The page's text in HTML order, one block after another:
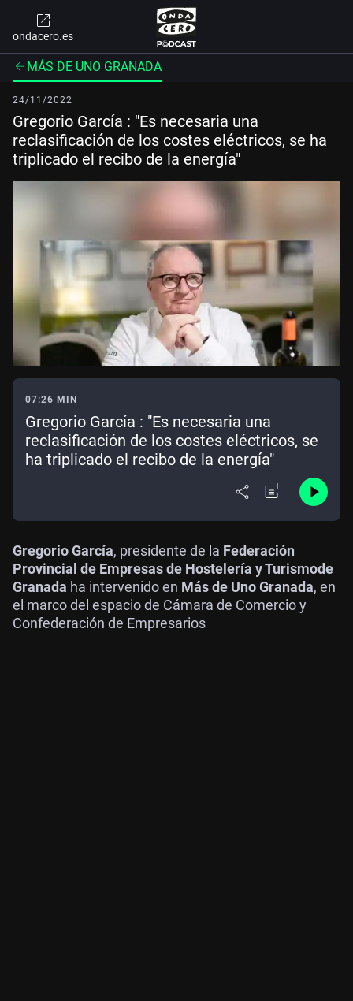
ondacero.es
MÁS DE UNO GRANADA
24/11/2022
Gregorio García : "Es necesaria una
reclasificación de los costes eléctricos, se ha
triplicado el recibo de la energía"
07:26 MIN
Gregorio García : "Es necesaria una
reclasificación de los costes eléctricos, se
ha triplicado el recibo de la energía"
Gregorio García, presidente de la Federación
Provincial de Empresas de Hostelería y Turismode
Granada ha intervenido en Más de Uno Granada, en
el marco del espacio de Cámara de Comercio y
Confederación de Empresarios